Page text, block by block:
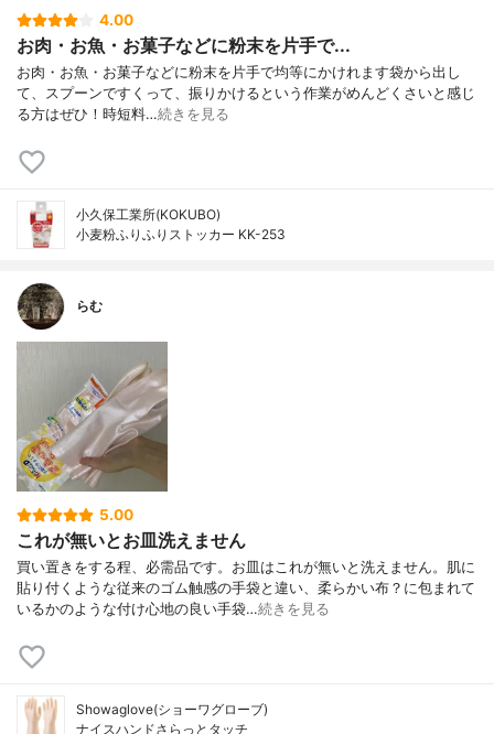
4.00
お肉・お魚・お菓子などに粉末を片手で...
お肉・お魚・お菓子などに粉末を片手で均等にかけれます袋から出し
て、スプーンですくって、振りかけるという作業がめんどくさいと感じ
る方はぜひ！時短料…続きを見る
小久保工業所(KOKUBO)
小麦粉ふりふりストッカー KK-253
らむ
5.00
これが無いとお皿洗えません
買い置きをする程、必需品です。お皿はこれが無いと洗えません。肌に
貼り付くような従来のゴム触感の手袋と違い、柔らかい布？に包まれて
いるかのような付け心地の良い手袋…続きを見る
Showaglove(ショーワグローブ)
ナイスハンドさらっとタッチ